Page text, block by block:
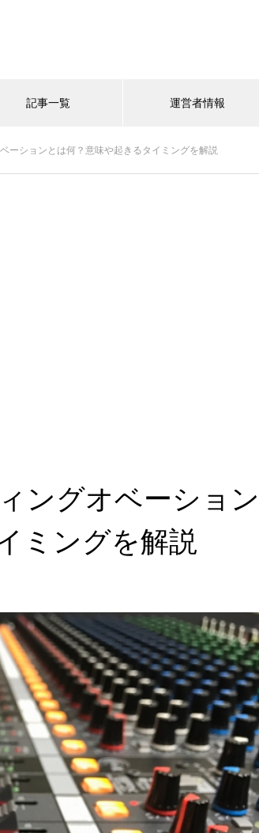
記事一覧 運営者情報
ーションとは何？意味や起きるタイミングを解説
ングオベーション
ミングを解説